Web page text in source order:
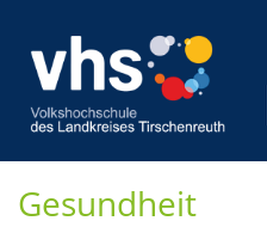
Gesundheit